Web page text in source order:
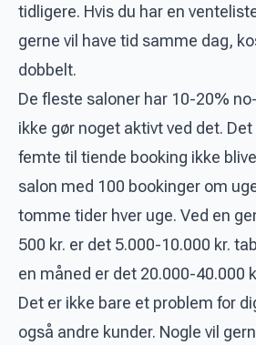
tidligere. Hvis du har en
gerne vil have tid samme dag,
dobbelt.
De fleste saloner har 10-20%
ikke gør noget aktivt ved det.
femte til tiende booking ikke
salon med 100 bookinger om
tomme tider hver uge. Ved en
500 kr. er det 5.000-10.000 kr.
en måned er det 20.000-40.000
Det er ikke bare et problem for
også andre kunder. Nogle vil